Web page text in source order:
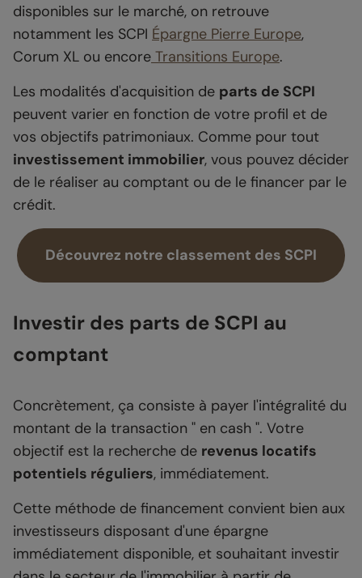
disponibles sur le marché, on retrouve
notamment les SCPI Épargne Pierre Europe,
Corum XL ou encore Transitions Europe.
Les modalités d'acquisition de parts de SCPI
peuvent varier en fonction de votre profil et de
vos objectifs patrimoniaux. Comme pour tout
investissement immobilier, vous pouvez décider
de le réaliser au comptant ou de le financer par le
crédit.
Découvrez notre classement des SCPI
Investir des parts de SCPI au
comptant
Concrètement, ça consiste à payer l'intégralité du
montant de la transaction " en cash ". Votre
objectif est la recherche de revenus locatifs
potentiels réguliers, immédiatement.
Cette méthode de financement convient bien aux
investisseurs disposant d'une épargne
immédiatement disponible, et souhaitant investir